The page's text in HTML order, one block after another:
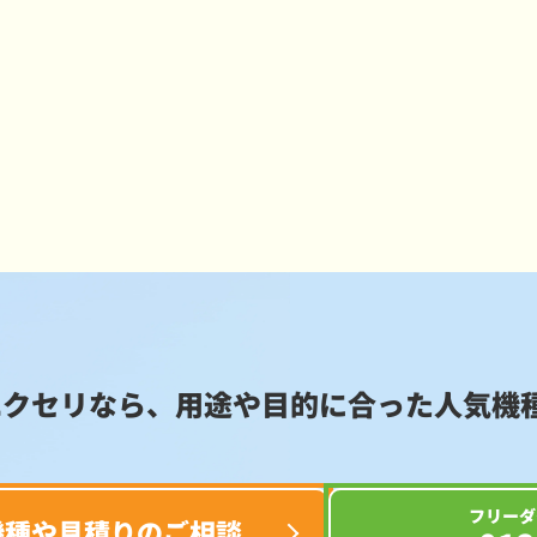
セリなら、用途や目的に合った人気機
フリー